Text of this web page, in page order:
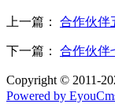
上一篇： 合作伙伴
下一篇： 合作伙伴
Copyright © 2011-
Powered by